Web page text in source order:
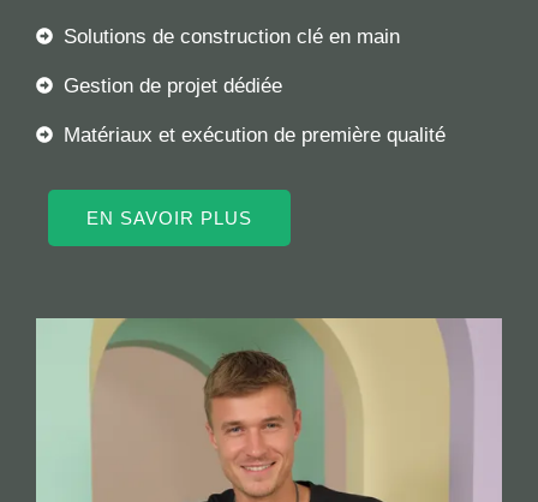
Solutions de construction clé en main
Gestion de projet dédiée
Matériaux et exécution de première qualité
EN SAVOIR PLUS